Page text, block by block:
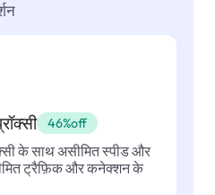
46%off
के साथ असीमित स्पीड और
ट्रैफ़िक और कनेक्शन के